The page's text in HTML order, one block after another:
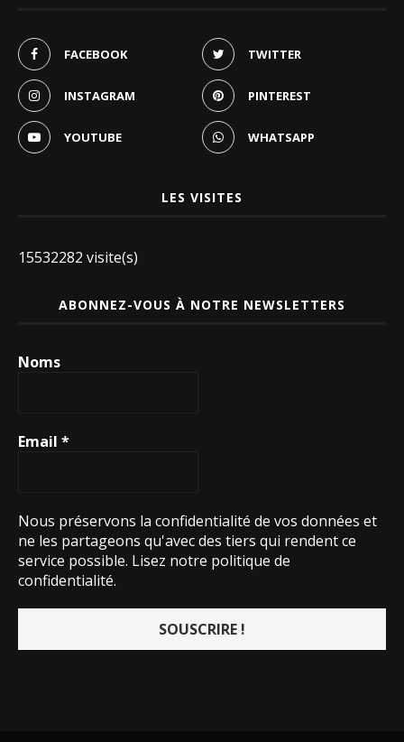
FACEBOOK TWITTER
INSTAGRAM PINTEREST
YOUTUBE WHATSAPP
LES VISITES
15532282 visite(s)
ABONNEZ-VOUS À NOTRE NEWSLETTERS
Noms
Email *
Nous préservons la confidentialité de vos données et
ne les partageons qu'avec des tiers qui rendent ce
service possible. Lisez notre politique de
confidentialité.